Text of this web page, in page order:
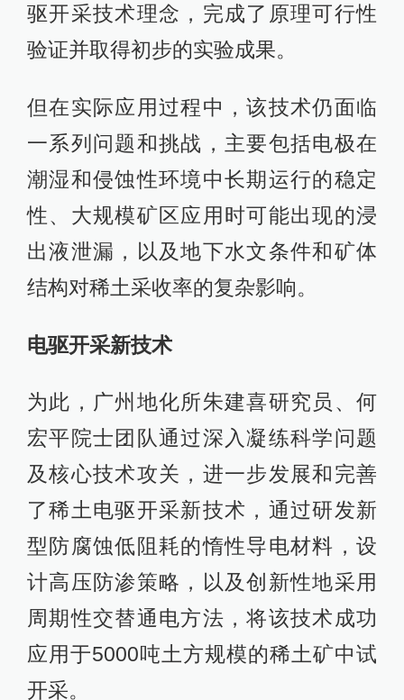
驱开采技术理念，完成了原理可行性
验证并取得初步的实验成果。
但在实际应用过程中，该技术仍面临
一系列问题和挑战，主要包括电极在
潮湿和侵蚀性环境中长期运行的稳定
性、大规模矿区应用时可能出现的浸
出液泄漏，以及地下水文条件和矿体
结构对稀土采收率的复杂影响。
电驱开采新技术
为此，广州地化所朱建喜研究员、何
宏平院士团队通过深入凝练科学问题
及核心技术攻关，进一步发展和完善
了稀土电驱开采新技术，通过研发新
型防腐蚀低阻耗的惰性导电材料，设
计高压防渗策略，以及创新性地采用
周期性交替通电方法，将该技术成功
应用于5000吨土方规模的稀土矿中试
开采。